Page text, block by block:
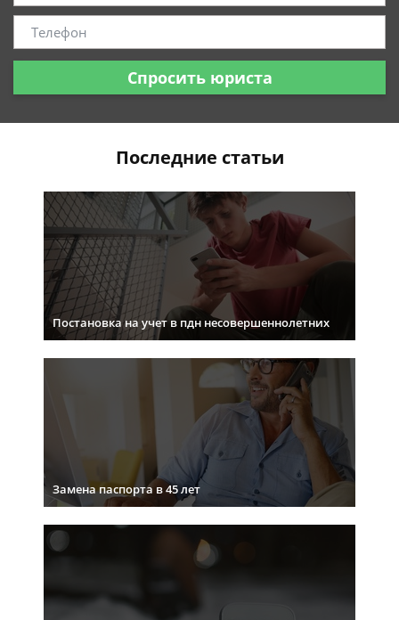
Спросить юриста
Последние статьи
Постановка на учет в пдн несовершеннолетних
Замена паспорта в 45 лет